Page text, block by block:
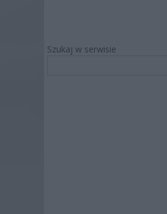
Szukaj w serwisie